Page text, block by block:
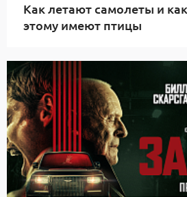
Как летают самолеты и
этому имеют птицы